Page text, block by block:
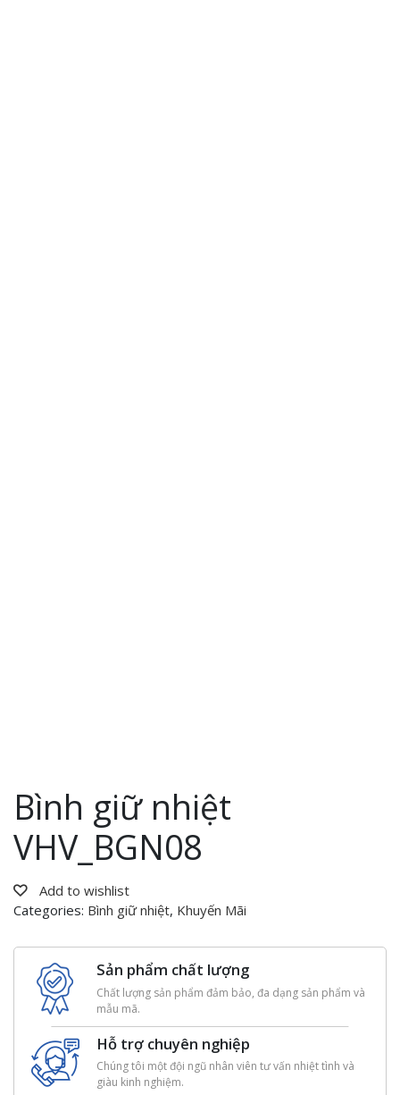
Bình giữ nhiệt
VHV_BGN08
Add to wishlist
Categories: Bình giữ nhiệt, Khuyến Mãi
Sản phẩm chất lượng
Chất lượng sản phẩm đảm bảo, đa dạng sản phẩm và
mẫu mã.
Hỗ trợ chuyên nghiệp
Chúng tôi một đội ngũ nhân viên tư vấn nhiệt tình và
giàu kinh nghiệm.